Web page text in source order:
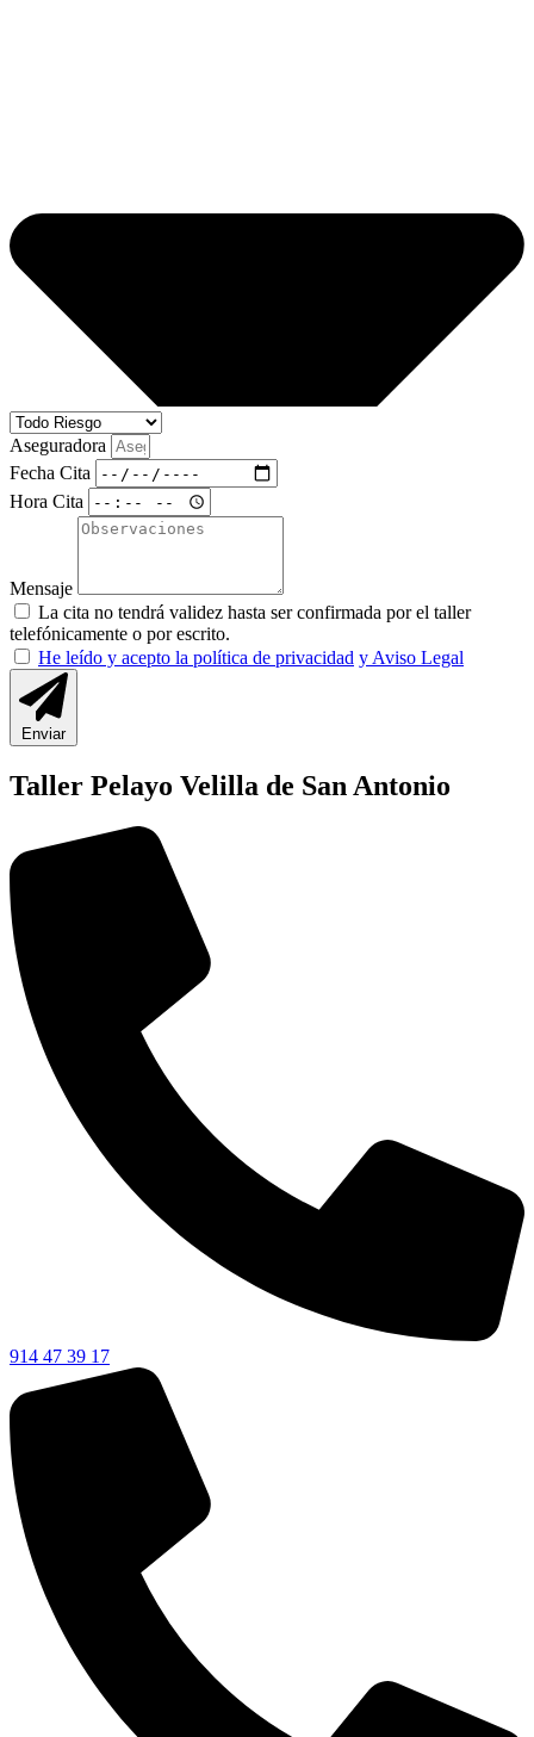
Aseguradora
Fecha Cita
Hora Cita
Mensaje
La cita no tendrá validez hasta ser confirmada por el taller
telefónicamente o por escrito.
He leído y acepto la política de privacidad y Aviso Legal
Enviar
Taller Pelayo Velilla de San Antonio
914 47 39 17